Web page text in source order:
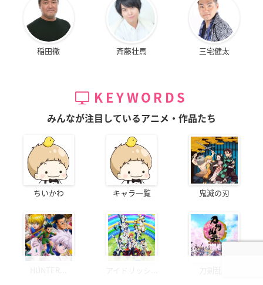
稲田徹 斉藤壮馬 三宅健太
KEYWORDS
みんなが注目しているアニメ・作品たち
ちいかわ キャラ一覧 鬼滅の刃